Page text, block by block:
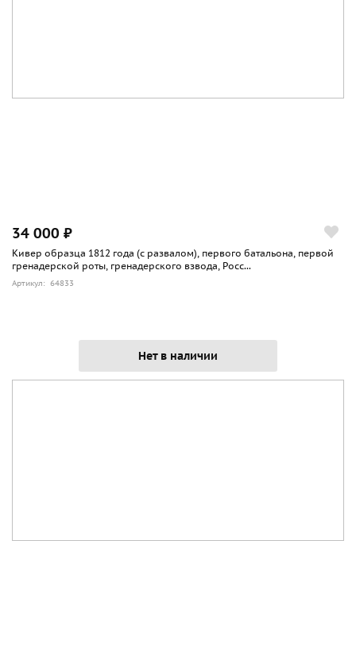
34 000 ₽
Кивер образца 1812 года (с развалом), первого батальона, первой
гренадерской роты, гренадерского взвода, Росс...
Артикул: 64833
Нет в наличии